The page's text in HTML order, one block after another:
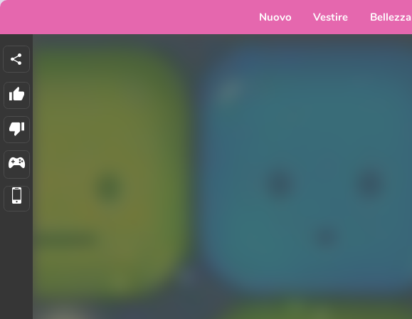
Nuovo Vestire Bellezza